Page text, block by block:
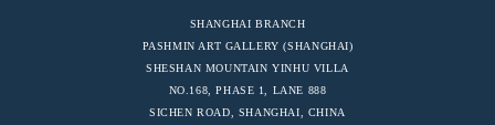
SHANGHAI BRANCH
PASHMIN ART GALLERY (SHANGHAI)
SHESHAN MOUNTAIN YINHU VILLA
NO.168, PHASE 1, LANE 888
SICHEN ROAD, SHANGHAI, CHINA